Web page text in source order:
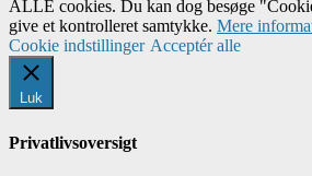
ALLE cookies. Du kan dog besøge
give et kontrolleret samtykke. Mere
Cookie indstillinger Acceptér alle
Luk
Privatlivsoversigt